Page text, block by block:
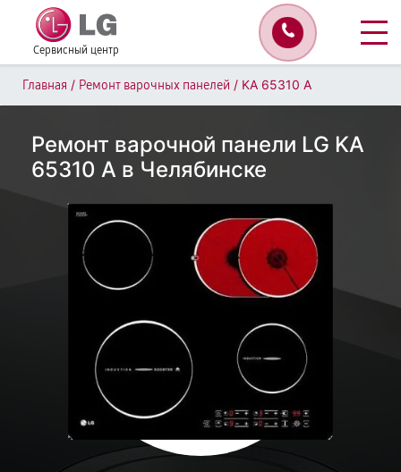
Сервисный центр
Главная / Ремонт варочных панелей / KA 65310 A
Ремонт варочной панели LG KA
65310 A в Челябинске